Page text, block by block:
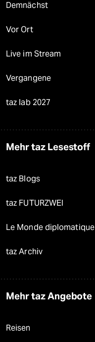
Demnächst
Vor Ort
Live im Stream
Vergangene
taz lab 2027
Mehr taz Lesestoff
taz Blogs
taz FUTURZWEI
Le Monde diplomatique
taz Archiv
Mehr taz Angebote
Reisen